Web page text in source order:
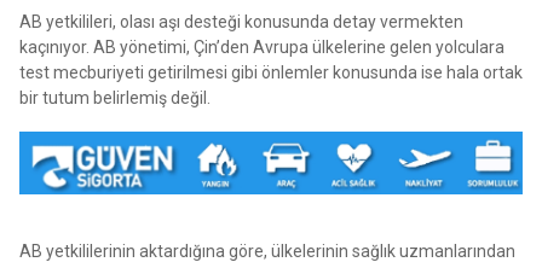
AB yetkilileri, olası aşı desteği konusunda detay vermekten
kaçınıyor. AB yönetimi, Çin’den Avrupa ülkelerine gelen yolculara
test mecburiyeti getirilmesi gibi önlemler konusunda ise hala ortak
bir tutum belirlemiş değil.
AB yetkililerinin aktardığına göre, ülkelerinin sağlık uzmanlarından